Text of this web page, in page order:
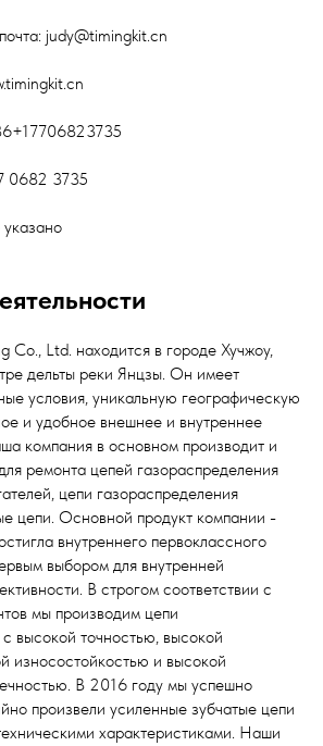
judy@timingkit.cn
0682 3735
Co., Ltd. находится в городе Хучжоу,
дельты реки Янцзы. Он имеет
условия, уникальную географическую
и удобное внешнее и внутреннее
компания в основном производит и
ремонта цепей газораспределения
цепи газораспределения
цепи. Основной продукт компании -
внутреннего первоклассного
выбором для внутренней
В строгом соответствии с
мы производим цепи
высокой точностью, высокой
износостойкостью и высокой
В 2016 году мы успешно
произвели усиленные зубчатые цепи
характеристиками. Наши